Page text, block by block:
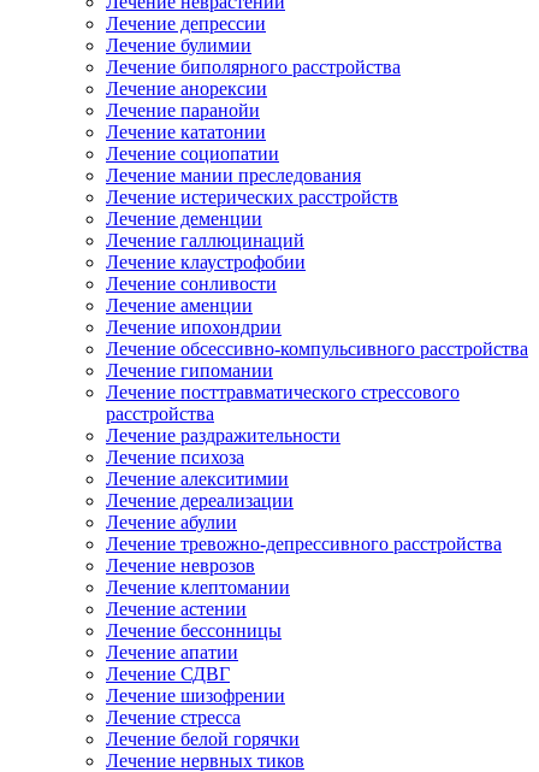
Лечение депрессии
Лечение булимии
Лечение биполярного расстройства
Лечение анорексии
Лечение паранойи
Лечение кататонии
Лечение социопатии
Лечение мании преследования
Лечение истерических расстройств
Лечение деменции
Лечение галлюцинаций
Лечение клаустрофобии
Лечение сонливости
Лечение аменции
Лечение ипохондрии
Лечение обсессивно-компульсивного расстройства
Лечение гипомании
Лечение посттравматического стрессового
расстройства
Лечение раздражительности
Лечение психоза
Лечение алекситимии
Лечение дереализации
Лечение абулии
Лечение тревожно-депрессивного расстройства
Лечение неврозов
Лечение клептомании
Лечение астении
Лечение бессонницы
Лечение апатии
Лечение СДВГ
Лечение шизофрении
Лечение стресса
Лечение белой горячки
Лечение нервных тиков